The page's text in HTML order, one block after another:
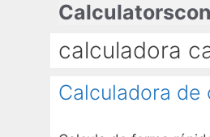
contenidocalculadora
Calculadora